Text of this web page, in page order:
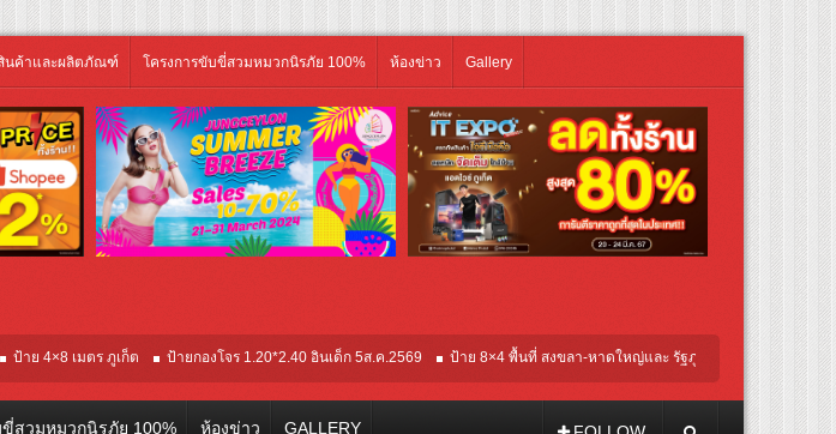
นค้าและผลิตภัณฑ์ โครงการขับขี่สวมหมวกนิรภัย 100% ห้องข่าว Gallery
เมตร ภูเก็ต ป้ายกองโจร 1.20*2.40 อินเด็ก 5ส.ค.2569 ป้าย 8×4 พื้นที่ สงขลา-หาดใหญ่และ รัฐภูมิ-หาดใหญ่ ป้าย 8×4 พื้นที่
สวมหมวกนิรภัย 100% ห้องข่าว GALLERY